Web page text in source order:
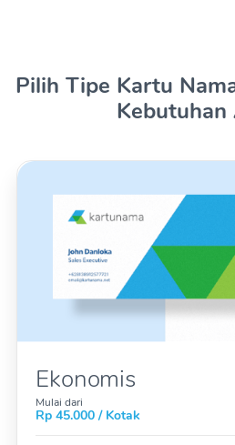
Pilih Tipe Kartu
Kebutuhan
Ekonomis
Mulai dari
Rp 45.000 / Kotak